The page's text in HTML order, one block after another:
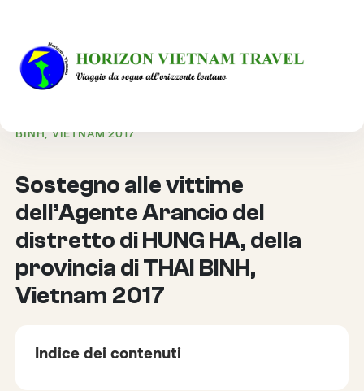
HOME
VIAGGIO RESPONSABILE
BINH, VIETNAM 2017
Sostegno alle vittime
dell’Agente Arancio del
distretto di HUNG HA, della
provincia di THAI BINH,
Vietnam 2017
Indice dei contenuti